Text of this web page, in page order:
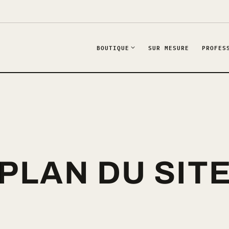
BOUTIQUE SUR MESURE
DU